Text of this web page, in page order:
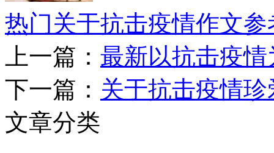
热门关于抗击疫情作文参
上一篇： 最新以抗击疫
下一篇： 关于抗击疫情
文章分类